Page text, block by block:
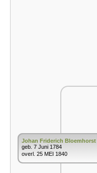
Johan Friderich Bloemhorst
geb. 7 Juni 1784
overl. 25 MEI 1840